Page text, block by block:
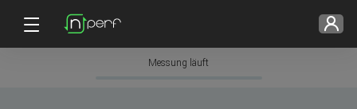
Messung läuft